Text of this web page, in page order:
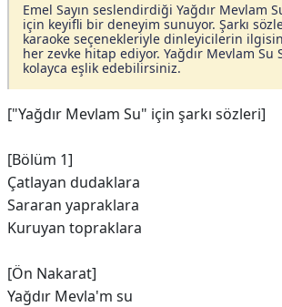
Emel Sayın seslendirdiği Yağdır Mevlam
için keyifli bir deneyim sunuyor. Şarkı
karaoke seçenekleriyle dinleyicilerin
her zevke hitap ediyor. Yağdır Mevlam Su
kolayca eşlik edebilirsiniz.
["Yağdır Mevlam Su" için şarkı sözleri]
[Bölüm 1]
Çatlayan dudaklara
Sararan yapraklara
Kuruyan topraklara
[Ön Nakarat]
Yağdır Mevla'm su